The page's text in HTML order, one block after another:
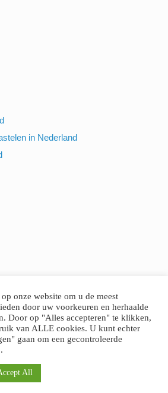
in Nederland
foto’s zijn gemaakt door Gerard Meuffels
Dijkman
EenSiteOrigin
onze website om u de meest
door uw voorkeuren en herhaalde
Door op "Alles accepteren" te klikken,
van ALLE cookies. U kunt echter
gaan om een gecontroleerde
All